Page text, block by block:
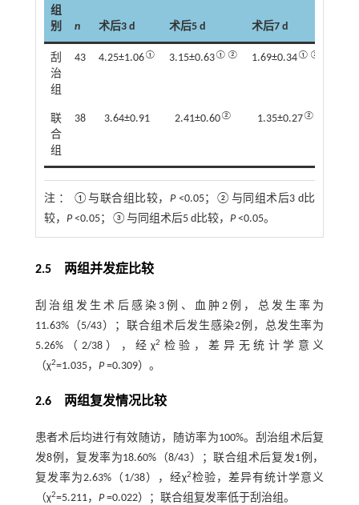
组
别
n 术后3 d 术后5 d 术后7 d
刮
治
组
43 4.25±1.06 ① 3.15±0.63①② 1.69±0.34 ①②③
联
合
组
38 3.64±0.91 2.41±0.60② 1.35±0.27②③
注 ： ①与联合组比较，P<0.05；②与同组术后3 d比
较， P<0.05；③与同组术后5 d比较， P<0.05。
2.5 两组并发症比较
刮治组发生术后感染3例、血肿2例，总发生率为
11.63%（5/43）；联合组术后发生感染2例，总发生率为
5.26%（2/38），经χ2 检验，差异无统计学意义
（χ2=1.035， P=0.309）。
2.6 两组复发情况比较
患者术后均进行有效随访，随访率为100%。刮治组术后复
发8例，复发率为18.60%（8/43）；联合组术后复发1例，
复发率为2.63%（1/38），经χ2检验，差异有统计学意义
（χ2=5.211， P=0.022）；联合组复发率低于刮治组。